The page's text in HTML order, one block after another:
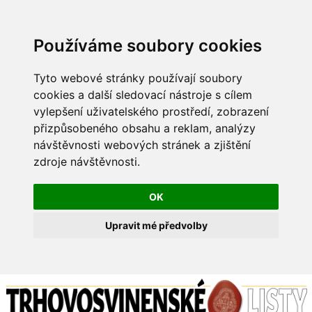
Používáme soubory cookies
Tyto webové stránky používají soubory
cookies a další sledovací nástroje s cílem
vylepšení uživatelského prostředí, zobrazení
přizpůsobeného obsahu a reklam, analýzy
návštěvnosti webových stránek a zjištění
zdroje návštěvnosti.
OK
Upravit mé předvolby